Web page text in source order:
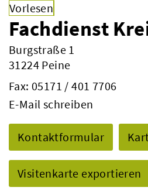
Vorlesen
Fachdienst
Burgstraße 1
31224 Peine
Fax: 05171 / 401 7706
E-Mail schreiben
Kontaktformular
Visitenkarte exportieren